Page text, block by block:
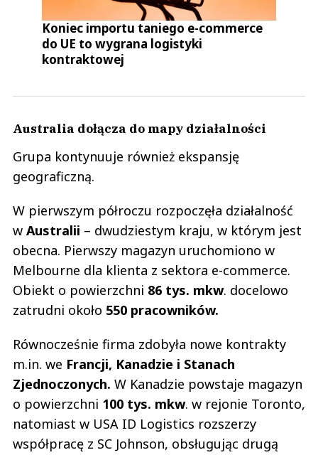
Koniec importu taniego e-commerce
do UE to wygrana logistyki
kontraktowej
Australia dołącza do mapy działalności
Grupa kontynuuje również ekspansję
geograficzną.
W pierwszym półroczu rozpoczęła działalność
w Australii – dwudziestym kraju, w którym jest
obecna. Pierwszy magazyn uruchomiono w
Melbourne dla klienta z sektora e-commerce.
Obiekt o powierzchni 86 tys. mkw. docelowo
zatrudni około 550 pracowników.
Równocześnie firma zdobyła nowe kontrakty
m.in. we Francji, Kanadzie i Stanach
Zjednoczonych. W Kanadzie powstaje magazyn
o powierzchni 100 tys. mkw. w rejonie Toronto,
natomiast w USA ID Logistics rozszerzy
współpracę z SC Johnson, obsługując drugą